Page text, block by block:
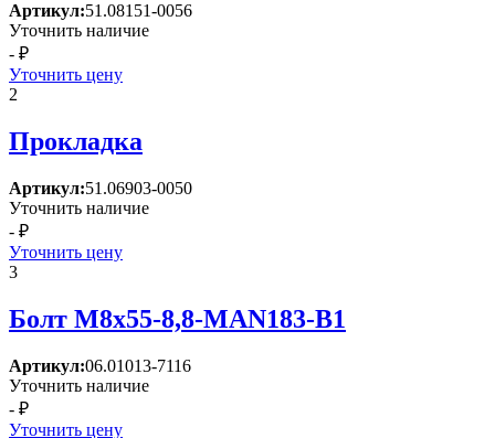
Артикул:51.08151-0056
Уточнить наличие
- ₽
Уточнить цену
2
Прокладка
Артикул:51.06903-0050
Уточнить наличие
- ₽
Уточнить цену
3
Болт M8x55-8,8-MAN183-B1
Артикул:06.01013-7116
Уточнить наличие
- ₽
Уточнить цену